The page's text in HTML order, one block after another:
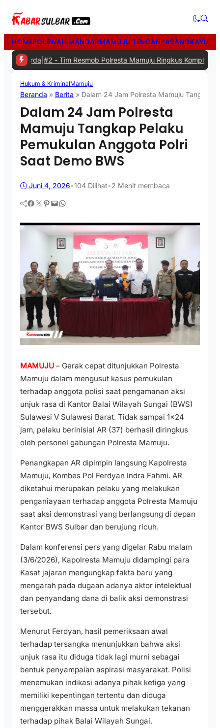
HOMEPOLEWALI MANDARMAMUJU TENGAHPASANGKAYU
#2 -Tim Resmob Polresta Mamuju Ringkus Komplotan Spesialis
Hukum & KriminalMamuju
Beranda » Berita » Dalam 24 Jam Polresta Mamuju Tangkap
Dalam 24 Jam Polresta
Mamuju Tangkap Pelaku
Pemukulan Anggota Polri
Saat Demo BWS
Juni 4, 2026•104 Dilihat•2 Menit membaca
Facebook Twitter Pinterest Mail WhatsApp
MAMUJU – Gerak cepat ditunjukkan Polresta
Mamuju dalam mengusut kasus pemukulan
terhadap anggota polisi saat pengamanan aksi
unjuk rasa di Kantor Balai Wilayah Sungai (BWS)
Sulawesi V Sulawesi Barat. Tidak sampai 1×24
jam, pelaku berinisial AR (37) berhasil diringkus
oleh personel gabungan Polresta Mamuju.
Penangkapan AR dipimpin langsung Kapolresta
Mamuju, Kombes Pol Ferdyan Indra Fahmi. AR
diketahui merupakan pelaku yang melakukan
penganiayaan terhadap anggota Polresta Mamuju
saat aksi demonstrasi yang berlangsung di depan
Kantor BWS Sulbar dan berujung ricuh.
Dalam konferensi pers yang digelar Rabu malam
(3/6/2026), Kapolresta Mamuju didampingi para
Kasat jajaran mengungkap fakta baru yang
mengarah pada dugaan adanya aktor intelektual
dan penyandang dana di balik aksi demonstrasi
tersebut.
Menurut Ferdyan, hasil pemeriksaan awal
terhadap tersangka menunjukkan bahwa aksi
unjuk rasa itu diduga tidak lagi murni sebagai
bentuk penyampaian aspirasi masyarakat. Polisi
menemukan indikasi adanya pihak ketiga yang
memiliki kepentingan tertentu dan diduga
menggerakkan massa untuk melakukan tekanan
terhadap pihak Balai Wilayah Sungai.